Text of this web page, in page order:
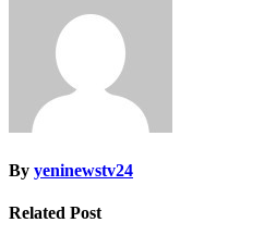
By yeninewstv24
Related Post